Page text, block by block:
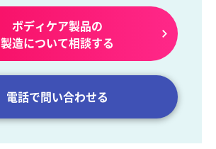
ボディケア製品の
製造について相談する
電話で問い合わせる